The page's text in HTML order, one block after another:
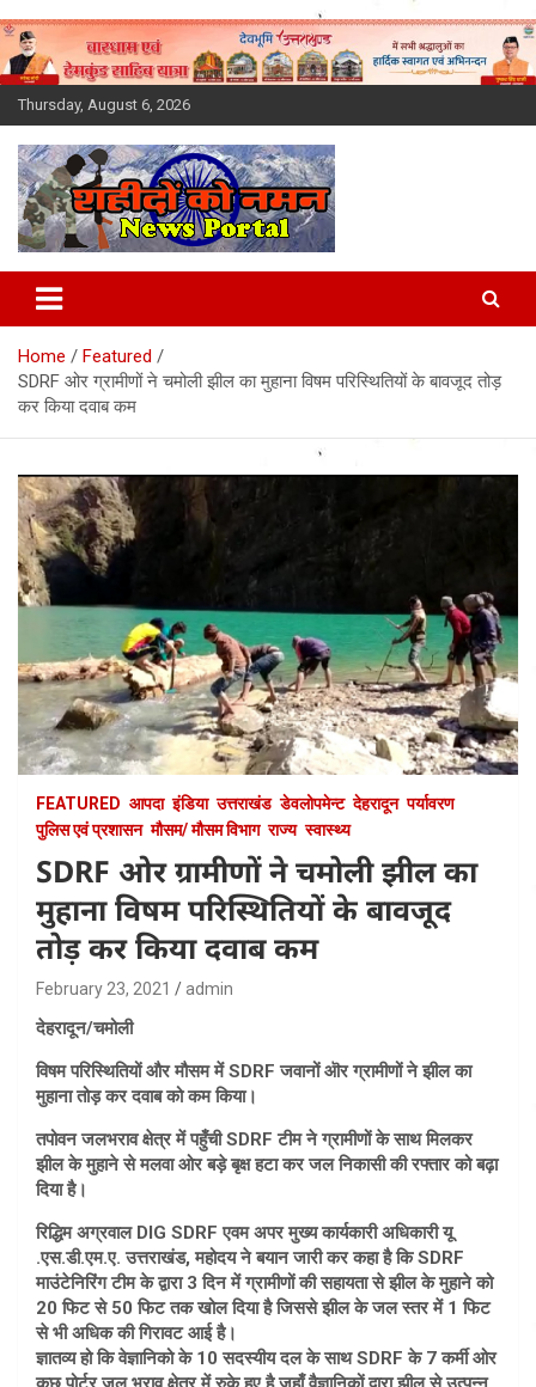
Skip
to
content
Thursday, August 6, 2026
Latest News Today, Breaking
News, Uttarakhand News in
Hindi
Home
Featured
SDRF ओर ग्रामीणों ने चमोली झील का मुहाना विषम परिस्थितियों के बावजूद तोड़
कर किया दवाब कम
FEATURED आपदा इंडिया उत्तराखंड डेवलोपमेन्ट देहरादून पर्यावरण
पुलिस एवं प्रशासन मौसम/ मौसम विभाग राज्य स्वास्थ्य
SDRF ओर ग्रामीणों ने चमोली झील का
मुहाना विषम परिस्थितियों के बावजूद
तोड़ कर किया दवाब कम
February 23, 2021 admin
देहरादून/चमोली
विषम परिस्थितियों और मौसम में SDRF जवानों ऒर ग्रामीणों ने झील का
मुहाना तोड़ कर दवाब को कम किया।
तपोवन जलभराव क्षेत्र में पहुँची SDRF टीम ने ग्रामीणों के साथ मिलकर
झील के मुहाने से मलवा ओर बड़े बृक्ष हटा कर जल निकासी की रफ्तार को बढ़ा
दिया है।
रिद्धिम अग्रवाल DIG SDRF एवम अपर मुख्य कार्यकारी अधिकारी यू
.एस.डी.एम.ए. उत्तराखंड, महोदय ने बयान जारी कर कहा है कि SDRF
माउंटेनिरिंग टीम के द्वारा 3 दिन में ग्रामीणों की सहायता से झील के मुहाने को
20 फिट से 50 फिट तक खोल दिया है जिससे झील के जल स्तर में 1 फिट
से भी अधिक की गिरावट आई है।
ज्ञातव्य हो कि वेज्ञानिको के 10 सदस्यीय दल के साथ SDRF के 7 कर्मी ओर